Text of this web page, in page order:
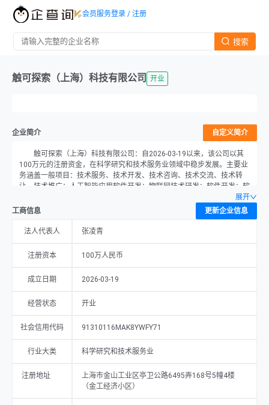
搜索
会员服务登录 / 注册
触可探索（上海）科技有限公司 开业
企业简介 自定义简介
触可探索（上海）科技有限公司：自2026-03-19以来，该公司以其
100万元的注册资金，在科学研究和技术服务业领域中稳步发展。主要业
务涵盖一般项目：技术服务、技术开发、技术咨询、技术交流、技术转
让、技术推广；人工智能应用软件开发；物联网技术研发；软件开发；软
件销售；信息系统集成服务；数据处理服务；可穿戴智能设备销售；电子
产品销售；互联网销售（除销售需要许可的商品）；品牌管理；市场营销
策划；专业设计服务；货物进出口；技术进出口。（除依法须经批准的项
目外，凭营业执照依法自主开展经营活动）许可项目：第二类增值电信业
展经营活动，具体经营项目以相关部门批准文件或许可证件为准），企业
展开
工商信息
更新企业信息
法人代表人 张凌青
注册资本 100万人民币
成立日期 2026-03-19
经营状态 开业
社会信用代码 91310116MAK8YWFY71
行业大类 科学研究和技术服务业
注册地址
上海市金山工业区亭卫公路6495弄168号5幢4楼
（金工经济小区）